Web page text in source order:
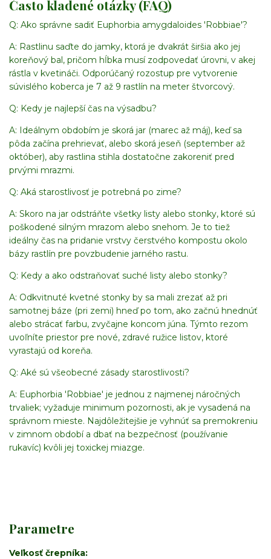
Často kladené otázky (FAQ)
Q: Ako správne sadiť Euphorbia amygdaloides 'Robbiae'?
A: Rastlinu saďte do jamky, ktorá je dvakrát širšia ako jej
koreňový bal, pričom hĺbka musí zodpovedať úrovni, v akej
rástla v kvetináči. Odporúčaný rozostup pre vytvorenie
súvislého koberca je 7 až 9 rastlín na meter štvorcový.
Q: Kedy je najlepší čas na výsadbu?
A: Ideálnym obdobím je skorá jar (marec až máj), keď sa
pôda začína prehrievať, alebo skorá jeseň (september až
október), aby rastlina stihla dostatočne zakoreniť pred
prvými mrazmi.
Q: Aká starostlivosť je potrebná po zime?
A: Skoro na jar odstráňte všetky listy alebo stonky, ktoré sú
poškodené silným mrazom alebo snehom. Je to tiež
ideálny čas na pridanie vrstvy čerstvého kompostu okolo
bázy rastlín pre povzbudenie jarného rastu.
Q: Kedy a ako odstraňovať suché listy alebo stonky?
A: Odkvitnuté kvetné stonky by sa mali zrezať až pri
samotnej báze (pri zemi) hneď po tom, ako začnú hnednúť
alebo strácať farbu, zvyčajne koncom júna. Týmto rezom
uvoľníte priestor pre nové, zdravé ružice listov, ktoré
vyrastajú od koreňa.
Q: Aké sú všeobecné zásady starostlivosti?
A: Euphorbia 'Robbiae' je jednou z najmenej náročných
trvaliek; vyžaduje minimum pozornosti, ak je vysadená na
správnom mieste. Najdôležitejšie je vyhnúť sa premokreniu
v zimnom období a dbať na bezpečnosť (používanie
rukavíc) kvôli jej toxickej miazge.
Parametre
Veľkosť črepníka